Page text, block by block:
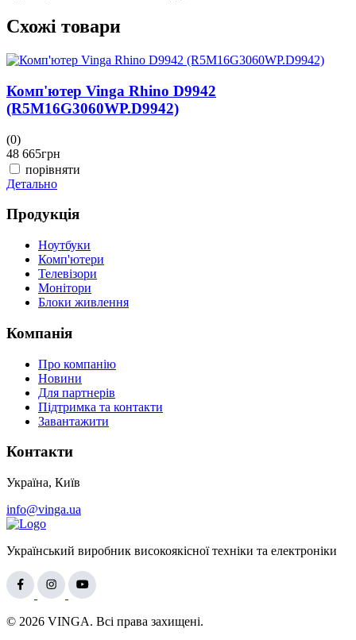
Схожі товари
Комп'ютер Vinga Rhino D9942
(R5M16G3060WP.D9942)
(0)
48 665грн
порівняти
Детально
Продукція
Ноутбуки
Комп'ютери
Телевізори
Монітори
Блоки живлення
Компанія
Про компанію
Новини
Для партнерів
Підтримка та контакти
Завантажити
Контакти
Україна, Київ
info@vinga.ua
Український виробник високоякісної техніки та електроніки
© 2026 VINGA. Всі права захищені.